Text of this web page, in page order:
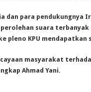
dan para pendukungnya
suara
pleno KPU mendapatkan
masyarakat
Ahmad Yani.